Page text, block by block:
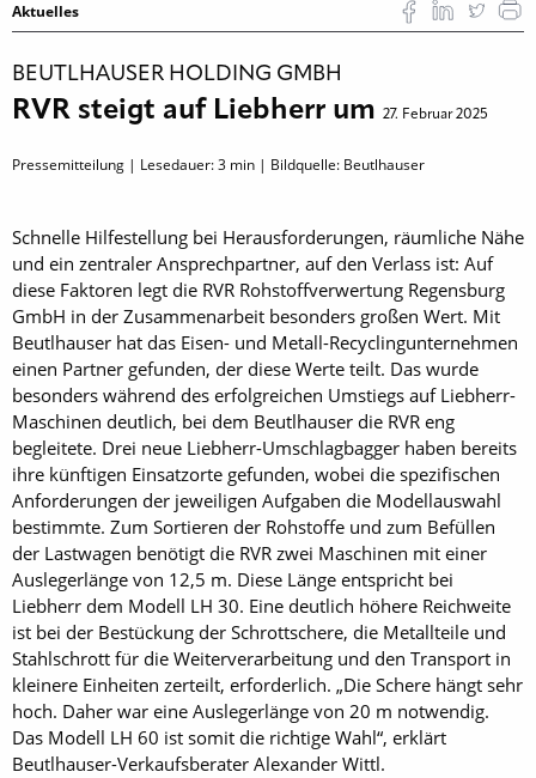
Aktuelles
BEUTLHAUSER HOLDING GMBH
RVR steigt auf Liebherr um 27. Februar 2025
Pressemitteilung | Lesedauer:3 min | Bildquelle: Beutlhauser
Schnelle Hilfestellung bei Herausforderungen, räumliche Nähe
und ein zentraler Ansprechpartner, auf den Verlass ist: Auf
diese Faktoren legt die RVR Rohstoffverwertung Regensburg
GmbH in der Zusammenarbeit besonders großen Wert. Mit
Beutlhauser hat das Eisen- und Metall-Recyclingunternehmen
einen Partner gefunden, der diese Werte teilt. Das wurde
besonders während des erfolgreichen Umstiegs auf Liebherr-
Maschinen deutlich, bei dem Beutlhauser die RVR eng
begleitete. Drei neue Liebherr-Umschlagbagger haben bereits
ihre künftigen Einsatzorte gefunden, wobei die spezifischen
Anforderungen der jeweiligen Aufgaben die Modellauswahl
bestimmte. Zum Sortieren der Rohstoffe und zum Befüllen
der Lastwagen benötigt die RVR zwei Maschinen mit einer
Auslegerlänge von 12,5 m. Diese Länge entspricht bei
Liebherr dem Modell LH 30. Eine deutlich höhere Reichweite
ist bei der Bestückung der Schrottschere, die Metallteile und
Stahlschrott für die Weiterverarbeitung und den Transport in
kleinere Einheiten zerteilt, erforderlich. „Die Schere hängt sehr
hoch. Daher war eine Auslegerlänge von 20 m notwendig.
Das Modell LH 60 ist somit die richtige Wahl“, erklärt
Beutlhauser-Verkaufsberater Alexander Wittl.